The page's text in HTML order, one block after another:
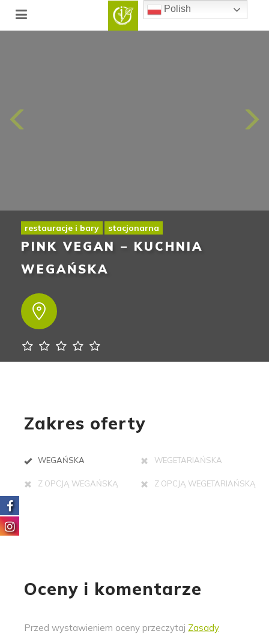
restauracje i bary stacjonarna
PINK VEGAN – KUCHNIA
WEGAŃSKA
Zakres oferty
WEGAŃSKA WEGETARIAŃSKA
Z OPCJĄ WEGAŃSKĄ Z OPCJĄ WEGETARIAŃSKĄ
Oceny i komentarze
Przed wystawieniem oceny przeczytaj Zasady
Polish